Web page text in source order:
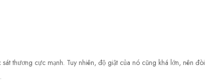
sát thương cực mạnh. Tuy nhiên, độ giật của nó cũng khá lớn, nên đòi